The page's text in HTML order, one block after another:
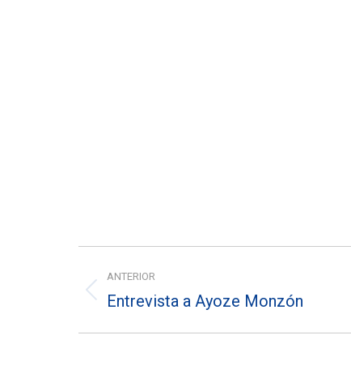
entre
entradas
ANTERIOR
Entrada
Entrevista a Ayoze Monzón